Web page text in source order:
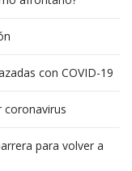
con COVID-19
coronavirus
para volver a